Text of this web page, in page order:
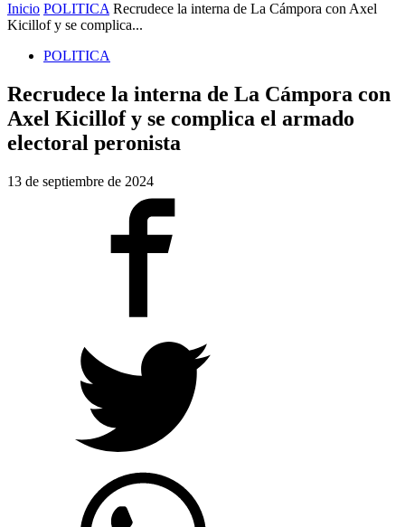
Inicio POLITICA Recrudece la interna de La Cámpora con Axel
Kicillof y se complica...
POLITICA
Recrudece la interna de La Cámpora con
Axel Kicillof y se complica el armado
electoral peronista
13 de septiembre de 2024